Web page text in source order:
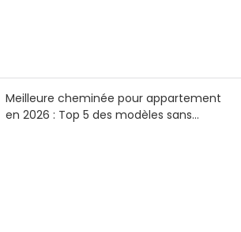
Meilleure cheminée pour appartement
en 2026 : Top 5 des modèles sans